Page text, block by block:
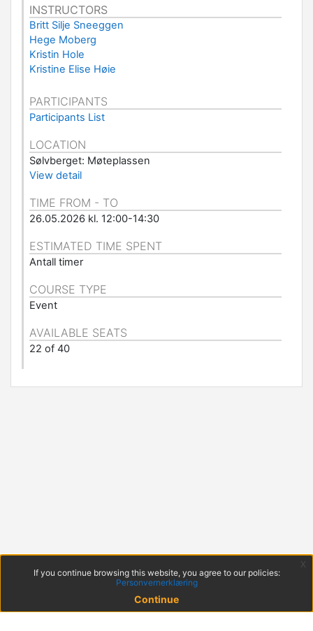
INSTRUCTORS
Britt Silje Sneeggen
Hege Moberg
Kristin Hole
Kristine Elise Høie
PARTICIPANTS
Participants List
LOCATION
Sølvberget: Møteplassen
View detail
TIME FROM - TO
26.05.2026 kl. 12:00-14:30
ESTIMATED TIME SPENT
Antall timer
COURSE TYPE
Event
AVAILABLE SEATS
22 of 40
If you continue browsing this website, you agree to our policies:
Personvernerklæring
Continue
x